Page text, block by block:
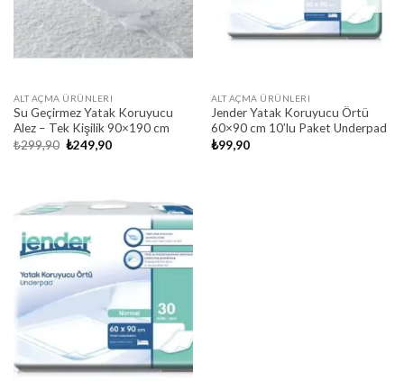
ALT AÇMA ÜRÜNLERI
Su Geçirmez Yatak Koruyucu
Alez – Tek Kişilik 90×190 cm
₺299,90 Original
₺249,90Current
ALT AÇMA ÜRÜNLERI
Jender Yatak Koruyucu Örtü
60×90 cm 10’lu Paket Underpad
₺99,90